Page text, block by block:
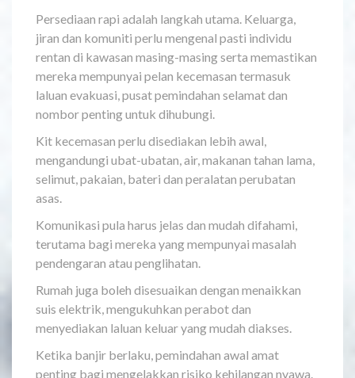
Persediaan rapi adalah langkah utama. Keluarga,
jiran dan komuniti perlu mengenal pasti individu
rentan di kawasan masing-masing serta memastikan
mereka mempunyai pelan kecemasan termasuk
laluan evakuasi, pusat pemindahan selamat dan
nombor penting untuk dihubungi.
Kit kecemasan perlu disediakan lebih awal,
mengandungi ubat-ubatan, air, makanan tahan lama,
selimut, pakaian, bateri dan peralatan perubatan
asas.
Komunikasi pula harus jelas dan mudah difahami,
terutama bagi mereka yang mempunyai masalah
pendengaran atau penglihatan.
Rumah juga boleh disesuaikan dengan menaikkan
suis elektrik, mengukuhkan perabot dan
menyediakan laluan keluar yang mudah diakses.
Ketika banjir berlaku, pemindahan awal amat
penting bagi mengelakkan risiko kehilangan nyawa.